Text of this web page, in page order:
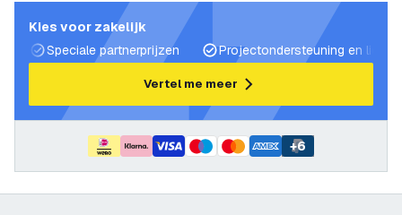
Kies voor zakelijk
Speciale partnerprijzen
Projectondersteuning en
Vertel me meer
+6